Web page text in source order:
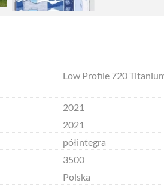
Low Profile 720
2021
2021
półintegra
3500
Polska